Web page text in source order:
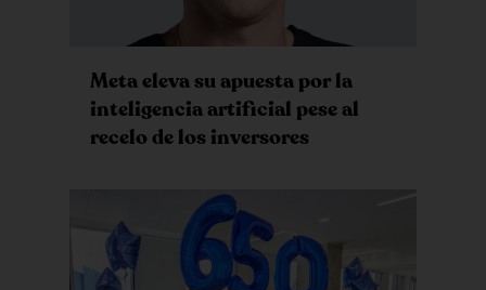
Meta eleva su apuesta por la
inteligencia artificial pese al
recelo de los inversores